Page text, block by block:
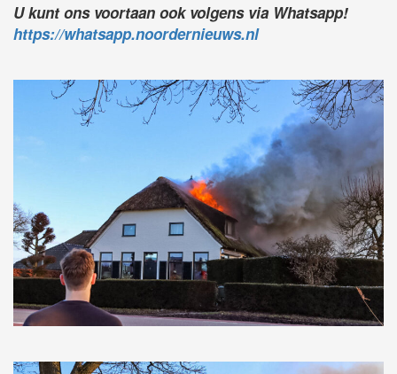
U kunt ons voortaan ook volgens via Whatsapp!
https://whatsapp.noordernieuws.nl